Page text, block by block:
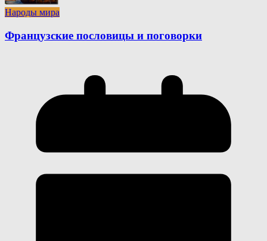
Народы мира
Французские пословицы и поговорки